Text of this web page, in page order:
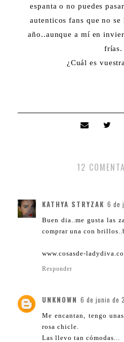
espanta o no puedes
autenticos fans que no
año..aunque a mí en
frías.
¿Cuál es
12
KATHYA STRYZAK 6 de
Buen dia..me gusta las
comprar una con
www.cosasde-
Responder
UNKNOWN 6 de junio de
Me encantan, tengo
rosa chicle.
Las llevo tan cómodas...